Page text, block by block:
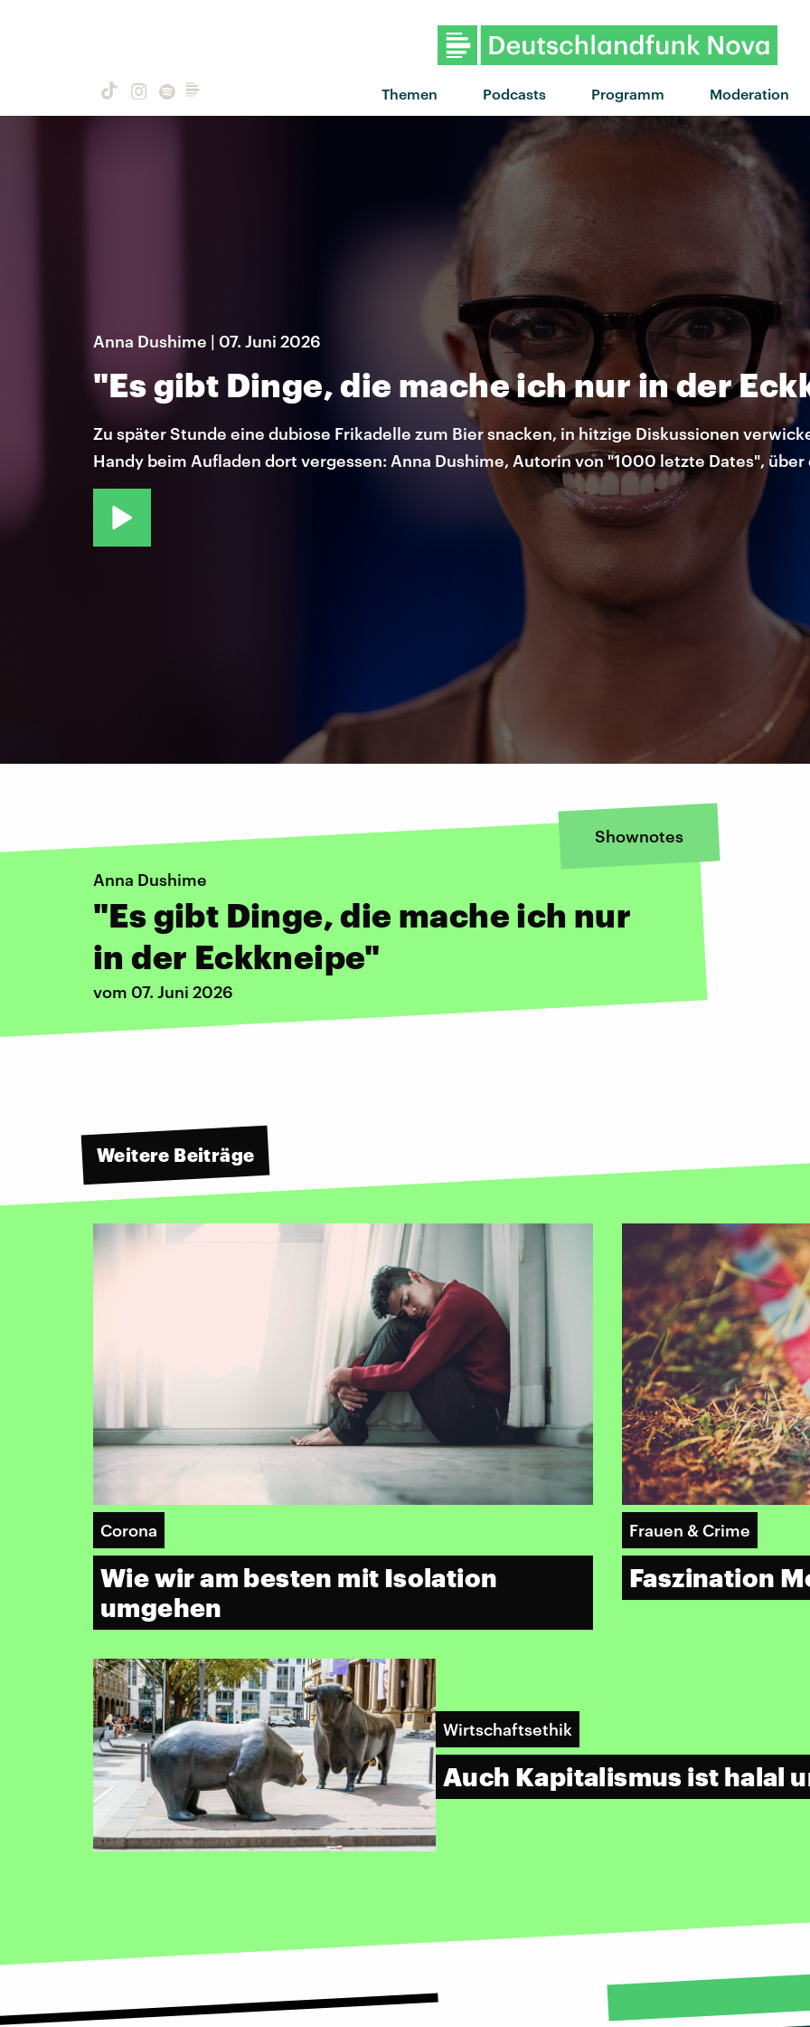
Themen Podcasts Programm Moderation
"Defibrillator" von The Snuts ·
Anna Dushime | 07. Juni 2026
"Es gibt Dinge, die mache ich nur in der
Zu später Stunde eine dubiose Frikadelle zum Bier snacken, in hitzige Diskussionen
Handy beim Aufladen dort vergessen: Anna Dushime, Autorin von "1000 letzte Dates",
Shownotes
Anna Dushime
"Es gibt Dinge, die mache ich nur
in der Eckkneipe"
vom 07. Juni 2026
Weitere Beiträge
Corona
Wie wir am besten mit Isolation
umgehen
Frauen & Crime
Faszination
Wirtschaftsethik
Auch Kapitalismus ist halal